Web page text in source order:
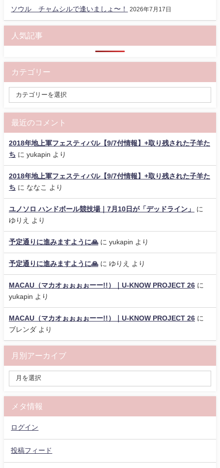
ソウル チャムシルで逢いましょ〜！ 2026年7月17日
人気記事
カテゴリー
最近のコメント
2018年地上軍フェスティバル【9/7付情報】+取り残された子羊た
ち に yukapin より
2018年地上軍フェスティバル【9/7付情報】+取り残された子羊た
ち に ななこ より
ユノソロ ハンドボール競技場｜7月10日が「デッドライン」
に
ゆりえ
より
予定通りに進みますように🙏 に yukapin より
予定通りに進みますように🙏 に ゆりえ より
MACAU（マカオぉぉぉぉーー!!）｜U-KNOW PROJECT 26 に
yukapin より
MACAU（マカオぉぉぉぉーー!!）｜U-KNOW PROJECT 26 に
ブレンダ より
月別アーカイブ
メタ情報
ログイン
投稿フィード